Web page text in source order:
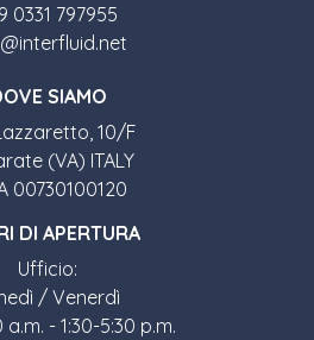
0331 797955
SIAMO
10/F
(VA) ITALY
00730100120
DI APERTURA
Ufficio:
/ Venerdì
a.m. - 1:30-5:30 p.m.